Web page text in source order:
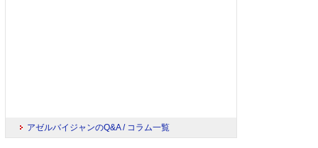
アゼルバイジャンのQ&A / コラム一覧